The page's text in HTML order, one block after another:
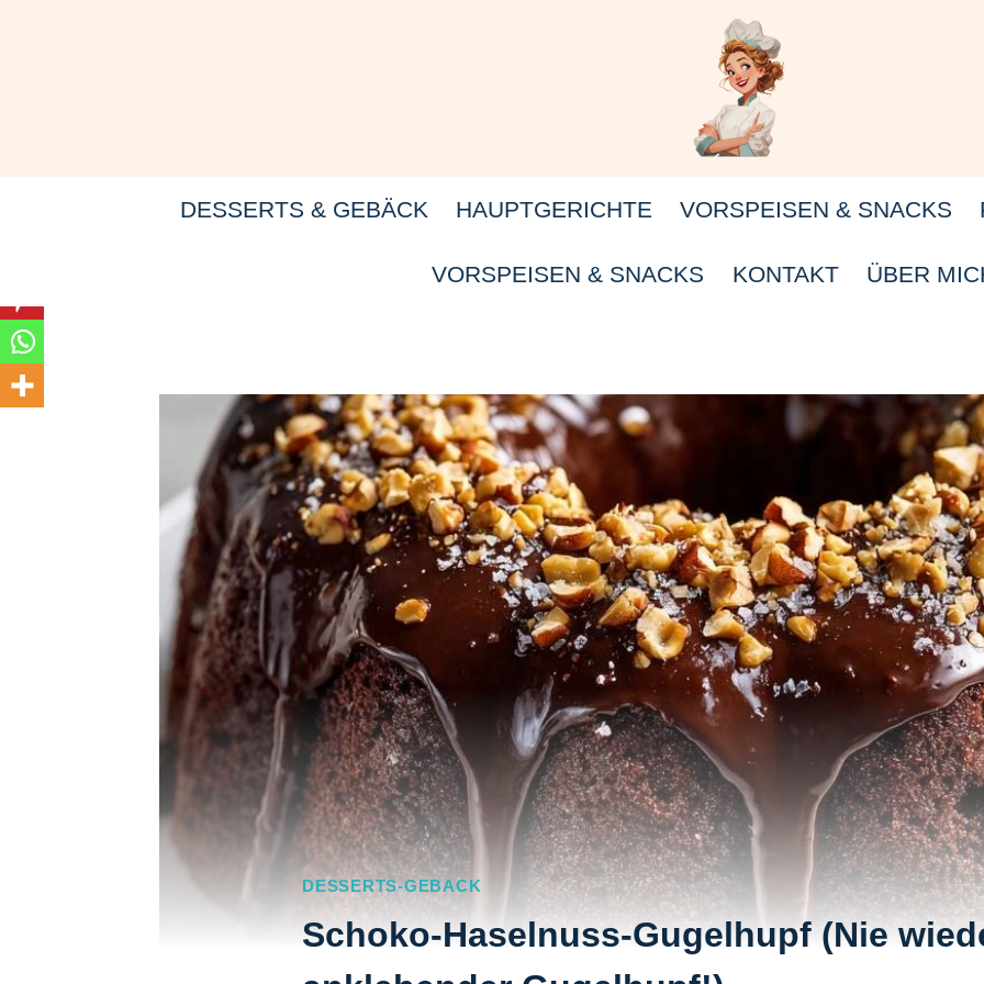
DESSERTS & GEBÄCK HAUPTGERICHTE VORSPEISEN & SNACKS
VORSPEISEN & SNACKS KONTAKT ÜBER
DESSERTS-GEBACK
Schoko-Haselnuss-Gugelhupf (Nie